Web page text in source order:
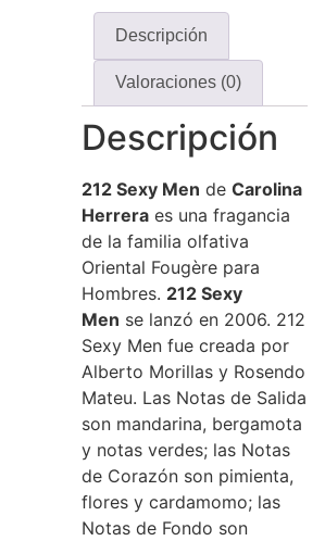
Descripción
Valoraciones (0)
Descripción
212 Sexy Men de Carolina
Herrera es una fragancia
de la familia olfativa
Oriental Fougère para
Hombres. 212 Sexy
Men se lanzó en 2006. 212
Sexy Men fue creada por
Alberto Morillas y Rosendo
Mateu. Las Notas de Salida
son mandarina, bergamota
y notas verdes; las Notas
de Corazón son pimienta,
flores y cardamomo; las
Notas de Fondo son